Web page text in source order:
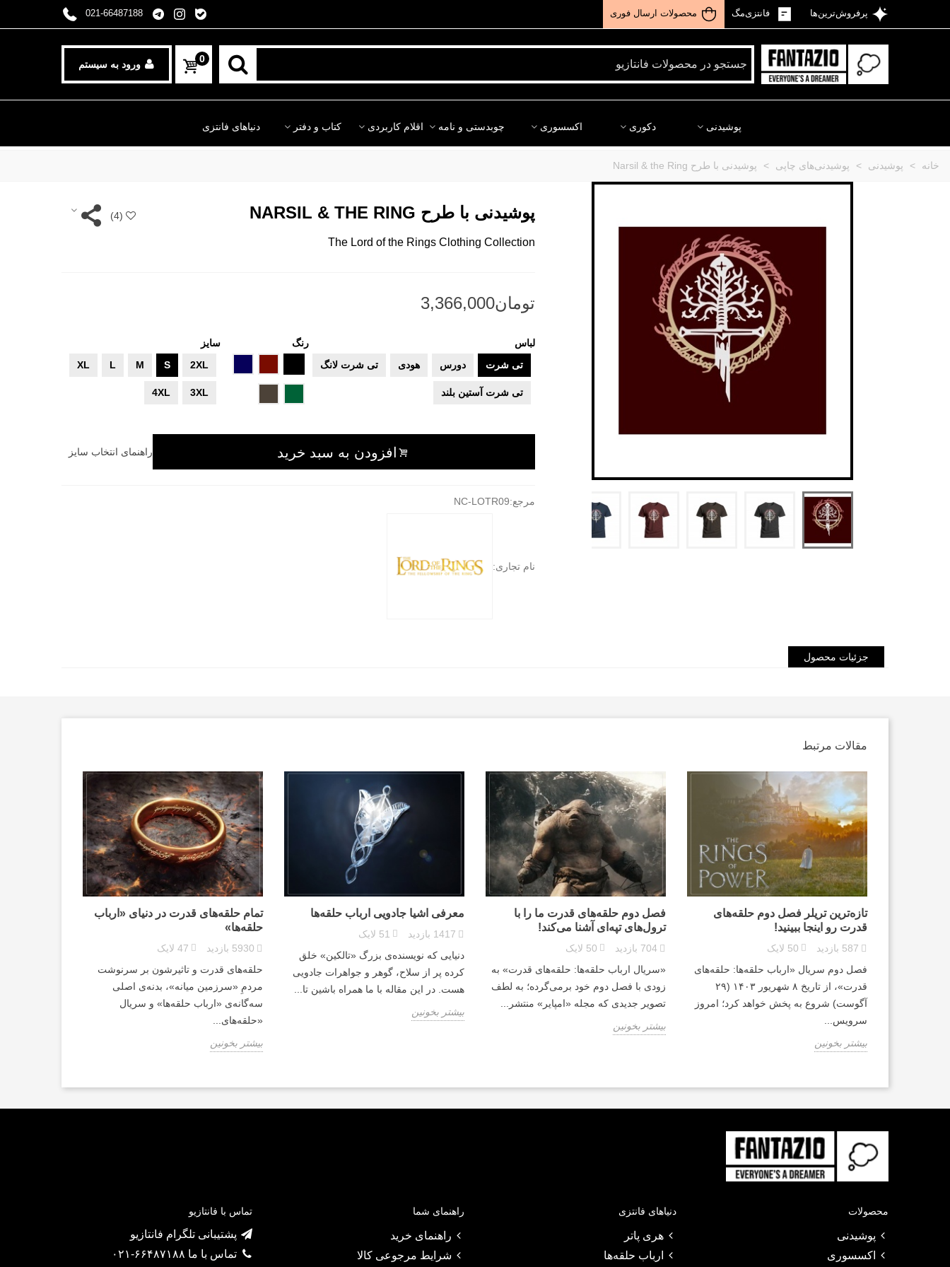
پرفروش‌ترین‌ها فانتزی‌مگ محصولات ارسال فوری 021-66487188
0 ورود به سیستم
پوشیدنی دکوری اکسسوری چوبدستی و نامه اقلام کاربردی کتاب و دفتر دنیاهای فانتزی
خانه > پوشیدنی > پوشیدنی‌های چاپی > پوشیدنی با طرح Narsil & the Ring
پوشیدنی با طرح NARSIL & THE RING (
4
)
The Lord of the Rings Clothing Collection
لباس
تی شرت
دورس هودی تی شرت لانگ
تی شرت آستین بلند
رنگ
ای
تیره
ای
سایز
2XL
S
M
L
XL
3XL
4XL
افزودن به سبد خرید راهنمای انتخاب سایز
مرجع:NC-LOTR09
نام تجاری:
جزئیات محصول
مقالات مرتبط
تمام حلقه‌های قدرت در دنیای «ارباب
حلقه‌ها»
5930 بازدید 47 لایک
حلقه‌های قدرت و تاثیرشون بر سرنوشت
مردمِ «سرزمین میانه»، بدنه‌ی اصلی
سه‌گانه‌ی «ارباب حلقه‌ها» و سریال
«حلقه‌های...
بیشتر بخونین
معرفی اشیا جادویی ارباب حلقه‌ها
1417 بازدید 51 لایک
دنیایی که نویسنده‌ی بزرگ «تالکین» خلق
کرده پر از سلاح، گوهر و جواهرات جادویی
هست. در این مقاله با ما همراه باشین تا...
بیشتر بخونین
فصل دوم حلقه‌های قدرت ما را با
ترول‌های تپه‌ای آشنا می‌کند!
704 بازدید 50 لایک
«سریال ارباب حلقه‌ها: حلقه‌های قدرت» به
زودی با فصل دوم خود بر‌می‌گرده؛ به لطف
تصویر جدیدی که مجله «امپایر» منتشر...
بیشتر بخونین
تازه‌ترین تریلر فصل دوم حلقه‌های
قدرت رو اینجا ببینید!
587 بازدید 50 لایک
فصل دوم سریال «ارباب حلقه‌ها: حلقه‌های
قدرت»، از تاریخ ۸ شهریور ۱۴۰۳ (۲۹
آگوست) شروع به پخش خواهد کرد؛ امروز
سرویس...
بیشتر بخونین
محصولات
پوشیدنی
اکسسوری
دنیاهای فانتزی
هری پاتر
ارباب حلقه‌ها
راهنمای شما
راهنمای خرید
شرایط مرجوعی کالا
تماس با فانتازیو
پشتیبانی تلگرام فانتازیو
تماس با ما ۶۶۴۸۷۱۸۸-۰۲۱